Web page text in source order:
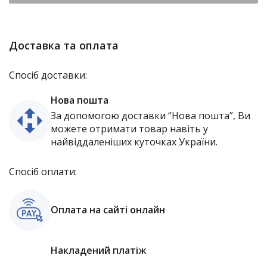
Доставка та оплата
Спосіб доставки:
Нова пошта
За допомогою доставки “Нова пошта”, Ви
можете отримати товар навіть у
найвіддаленіших куточках України.
Спосіб оплати:
Оплата на сайті онлайн
Накладений платіж